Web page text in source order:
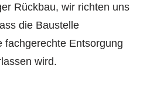
Rückbau, wir richten uns
die Baustelle
fachgerechte Entsorgung
wird.